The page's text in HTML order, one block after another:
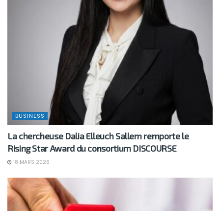
BUSINESS
La chercheuse Dalia Elleuch Sallem remporte le
Rising Star Award du consortium DISCOURSE
18 MARS 2026